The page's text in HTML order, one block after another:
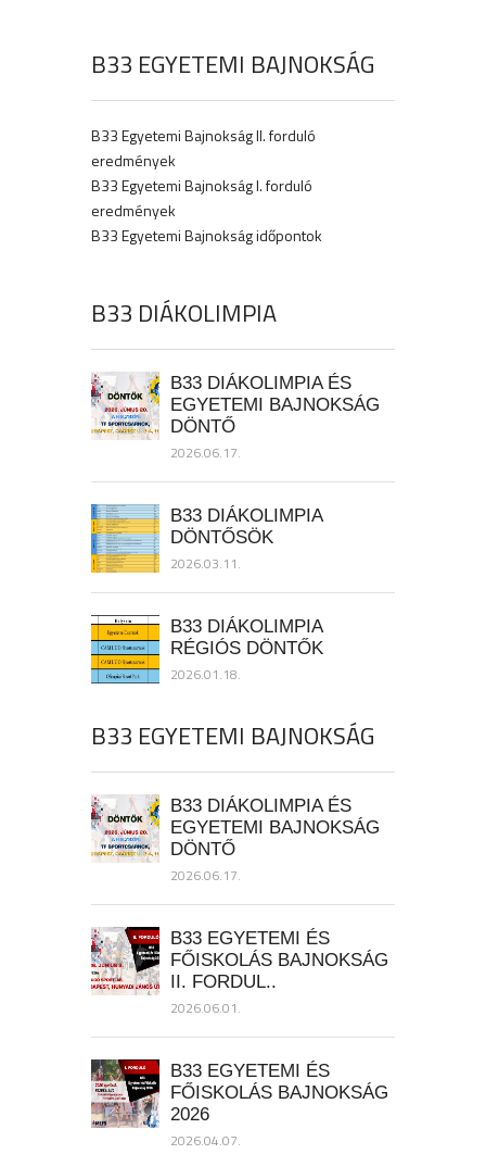
B33 EGYETEMI BAJNOKSÁG
B33 Egyetemi Bajnokság II. forduló
eredmények
B33 Egyetemi Bajnokság I. forduló
eredmények
B33 Egyetemi Bajnokság időpontok
B33 DIÁKOLIMPIA
B33 DIÁKOLIMPIA ÉS
EGYETEMI BAJNOKSÁG
DÖNTŐ
2026.06.17.
B33 DIÁKOLIMPIA
DÖNTŐSÖK
2026.03.11.
B33 DIÁKOLIMPIA
RÉGIÓS DÖNTŐK
2026.01.18.
B33 EGYETEMI BAJNOKSÁG
B33 DIÁKOLIMPIA ÉS
EGYETEMI BAJNOKSÁG
DÖNTŐ
2026.06.17.
B33 EGYETEMI ÉS
FŐISKOLÁS BAJNOKSÁG
II. FORDUL..
2026.06.01.
B33 EGYETEMI ÉS
FŐISKOLÁS BAJNOKSÁG
2026
2026.04.07.